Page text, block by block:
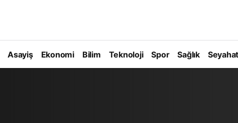
Asayiş Ekonomi Bilim Teknoloji Spor Sağlık